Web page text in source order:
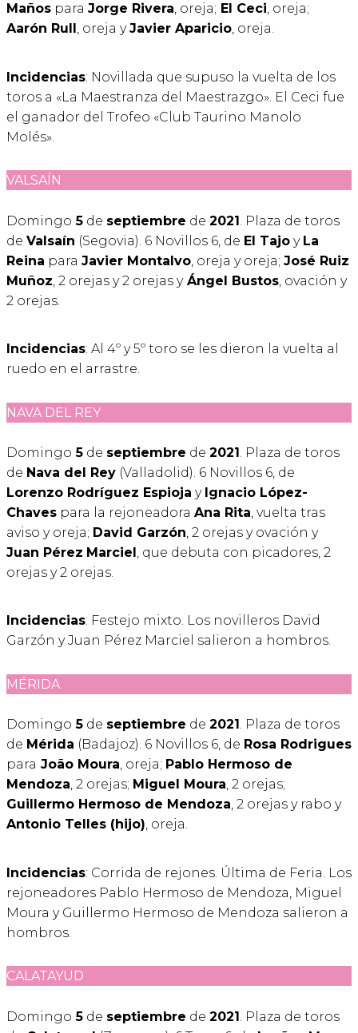
Maños para Jorge Rivera, oreja; El Ceci, oreja;
Aarón Rull , oreja yJavier Aparicio, oreja.
Incidencias: Novillada que supuso la vuelta de los
toros a «La Maestranza del Maestrazgo». El Ceci fue
el ganador del Trofeo «Club Taurino Manolo
Molés».
VALSAÍN
Domingo 5 de septiembre de 2021 . Plaza de toros
de Valsaín (Segovia). 6 Novillos 6, de El Tajo y La
Reina para Javier Montalvo , oreja y oreja; José Ruiz
Muñoz , 2 orejas y 2 orejas yÁngel Bustos , ovación y
2 orejas.
Incidencias: Al 4º y 5º toro se les dieron la vuelta al
ruedo en el arrastre.
NAVA DEL REY
Domingo 5 de septiembre de 2021. Plaza de toros
de Nava del Rey (Valladolid). 6 Novillos 6, de
Lorenzo Rodríguez Espioja y Ignacio López-
Chaves para la rejoneadora Ana Rita, vuelta tras
aviso y oreja; David Garzón, 2 orejas y ovación y
Juan Pérez Marciel, que debuta con picadores, 2
orejas y 2 orejas.
Incidencias: Festejo mixto. Los novilleros David
Garzón y Juan Pérez Marciel salieron a hombros.
MÉRIDA
Domingo 5 de septiembre de 2021 . Plaza de toros
de Mérida (Badajoz). 6 Novillos 6, de Rosa Rodrigues
para João Moura, oreja; Pablo Hermoso de
Mendoza, 2 orejas; Miguel Moura, 2 orejas;
Guillermo Hermoso de Mendoza, 2 orejas y rabo y
Antonio Telles (hijo), oreja.
Incidencias: Corrida de rejones. Última de Feria. Los
rejoneadores Pablo Hermoso de Mendoza, Miguel
Moura y Guillermo Hermoso de Mendoza salieron a
hombros.
CALATAYUD
Domingo 5 de septiembre de 2021. Plaza de toros